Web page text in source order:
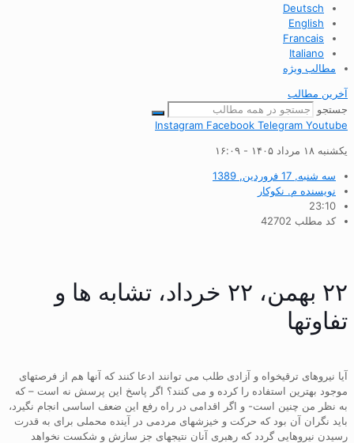
Deutsch
English
Francais
Italiano
مطالب ویژه
آخرین مطالب
جستجو
Instagram Facebook Telegram Youtube
یکشنبه ۱۸ مرداد ۱۴۰۵ - ۱۶:۰۹
سه شنبه, 17 فروردین, 1389
نویسندهم. نکوکار
23:10
کد مطلب 42702
۲۲ بهمن، ۲۲ خرداد، تشابه ها و
تفاوتها
آیا نیروهای ترقیخواه و آزادی طلب می توانند ادعا کنند که آنها هم از فرصتهای
موجود بهترین استفاده را کرده و می کنند؟ اگر پاسخ این پرسش نه است – که
به نظر من چنین است- و اگر اقدامی در راه رفع این ضعف اساسی انجام نگیرد،
باید نگران آن بود که حرکت و خیزشهای مردمی در آینده محملی برای به قدرت
رسیدن نیروهایی گردد که رهبری آنان نتیجهای جز سازش و شکست نخواهد